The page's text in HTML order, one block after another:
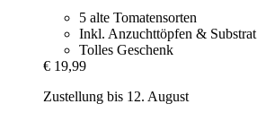
5 alte Tomatensorten
Inkl. Anzuchttöpfen & Substrat
Tolles Geschenk
€ 19,99
Zustellung bis 12. August